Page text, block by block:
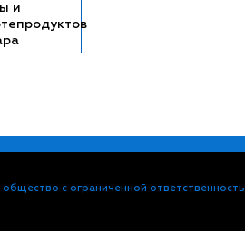
и
с ограниченной